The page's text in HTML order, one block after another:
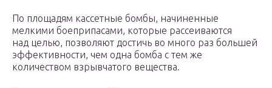
По площадям кассетные бомбы, начиненные
мелкими боеприпасами, которые рассеиваются
над целью, позволяют достичь во много раз большей
эффективности, чем одна бомба с тем же
количеством взрывчатого вещества.